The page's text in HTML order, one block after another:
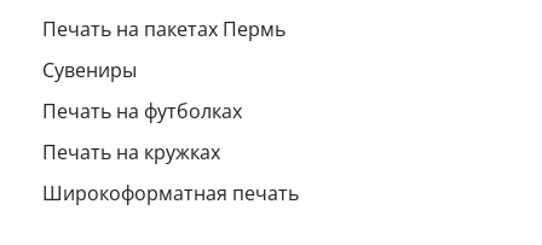
Печать на пакетах Пермь
Сувениры
Печать на футболках
Печать на кружках
Широкоформатная печать